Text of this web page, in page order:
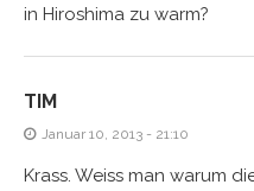
in Hiroshima zu warm?
TIM
Januar 10, 2013 - 21:10
Krass. Weiss man warum